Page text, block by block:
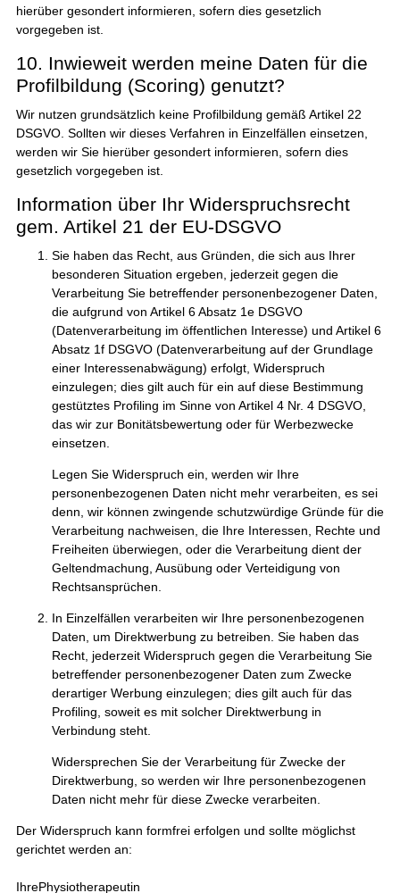
hierüber gesondert informieren, sofern dies gesetzlich
vorgegeben ist.
10. Inwieweit werden meine Daten für die
Profilbildung (Scoring) genutzt?
Wir nutzen grundsätzlich keine Profilbildung gemäß Artikel 22
DSGVO. Sollten wir dieses Verfahren in Einzelfällen einsetzen,
werden wir Sie hierüber gesondert informieren, sofern dies
gesetzlich vorgegeben ist.
Information über Ihr Widerspruchsrecht
gem. Artikel 21 der EU-DSGVO
Sie haben das Recht, aus Gründen, die sich aus Ihrer
besonderen Situation ergeben, jederzeit gegen die
Verarbeitung Sie betreffender personenbezogener Daten,
die aufgrund von Artikel 6 Absatz 1e DSGVO
(Datenverarbeitung im öffentlichen Interesse) und Artikel 6
Absatz 1f DSGVO (Datenverarbeitung auf der Grundlage
einer Interessenabwägung) erfolgt, Widerspruch
einzulegen; dies gilt auch für ein auf diese Bestimmung
gestütztes Profiling im Sinne von Artikel 4 Nr. 4 DSGVO,
das wir zur Bonitätsbewertung oder für Werbezwecke
einsetzen.
Legen Sie Widerspruch ein, werden wir Ihre
personenbezogenen Daten nicht mehr verarbeiten, es sei
denn, wir können zwingende schutzwürdige Gründe für die
Verarbeitung nachweisen, die Ihre Interessen, Rechte und
Freiheiten überwiegen, oder die Verarbeitung dient der
Geltendmachung, Ausübung oder Verteidigung von
Rechtsansprüchen.
In Einzelfällen verarbeiten wir Ihre personenbezogenen
Daten, um Direktwerbung zu betreiben. Sie haben das
Recht, jederzeit Widerspruch gegen die Verarbeitung Sie
betreffender personenbezogener Daten zum Zwecke
derartiger Werbung einzulegen; dies gilt auch für das
Profiling, soweit es mit solcher Direktwerbung in
Verbindung steht.
Widersprechen Sie der Verarbeitung für Zwecke der
Direktwerbung, so werden wir Ihre personenbezogenen
Daten nicht mehr für diese Zwecke verarbeiten.
Der Widerspruch kann formfrei erfolgen und sollte möglichst
gerichtet werden an:
IhrePhysiotherapeutin